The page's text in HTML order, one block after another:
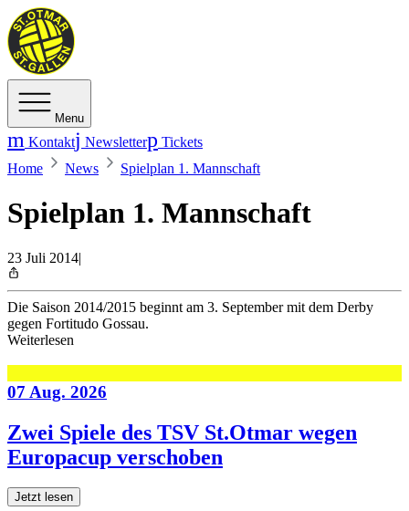
Menu
Kontakt Newsletter
Tickets
Home
News Spielplan 1. Mannschaft
Spielplan 1. Mannschaft
23 Juli 2014|
Die Saison 2014/2015 beginnt am 3. September mit dem Derby
gegen Fortitudo Gossau.
Weiterlesen
07 Aug. 2026
Zwei Spiele des TSV St.Otmar wegen
Europacup verschoben
Jetzt lesen